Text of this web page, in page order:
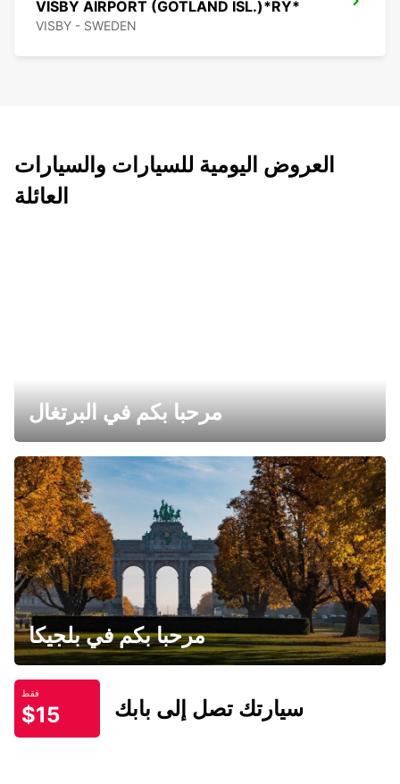
VISBY AIRPORT (GOTLAND ISL.)*RY*
VISBY - SWEDEN
العروض اليومية للسيارات والسيارات
العائلة
مرحبا بكم في البرتغال
مرحبا بكم في بلجيكا
فقط
$15 سيارتك تصل إلى بابك